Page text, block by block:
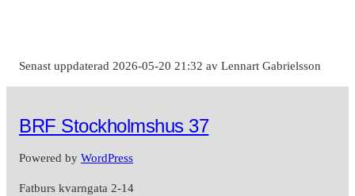
Senast uppdaterad 2026-05-20 21:32 av Lennart Gabrielsson
BRF Stockholmshus 37
Powered by WordPress
Fatburs kvarngata 2-14